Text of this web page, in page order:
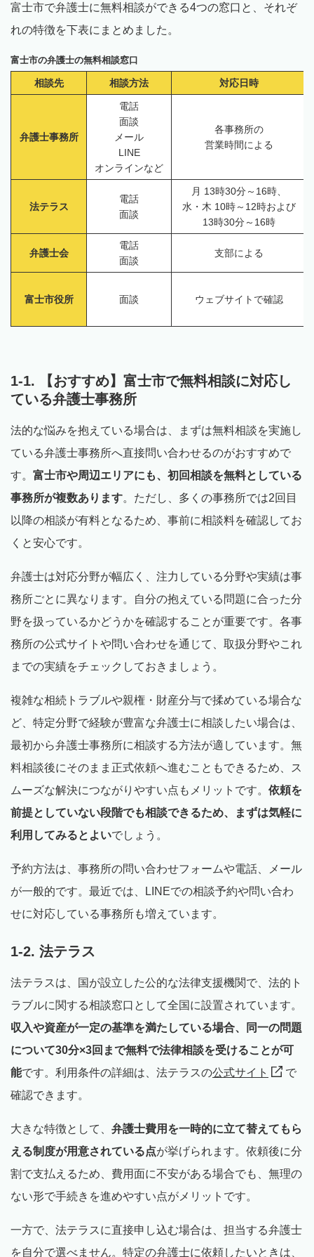
富士市で弁護士に無料相談ができる4つの窓口と、それぞ
れの特徴を下表にまとめました。
富士市の弁護士の無料相談窓口
相談先 相談方法 対応日時
弁護士事務所
電話
面談
メール
LINE
オンラインなど
各事務所の
営業時間による
法テラス
電話
面談
月 13時30分～16時、
水・木 10時～12時および
13時30分～16時
弁護士会
電話
面談
支部による
富士市役所 面談 ウェブサイトで確認
1-1. 【おすすめ】富士市で無料相談に対応し
ている弁護士事務所
法的な悩みを抱えている場合は、まずは無料相談を実施し
ている弁護士事務所へ直接問い合わせるのがおすすめで
す。 富士市や周辺エリアにも、初回相談を無料としている
事務所が複数あります。ただし、多くの事務所では2回目
以降の相談が有料となるため、事前に相談料を確認してお
くと安心です。
弁護士は対応分野が幅広く、注力している分野や実績は事
務所ごとに異なります。自分の抱えている問題に合った分
野を扱っているかどうかを確認することが重要です。各事
務所の公式サイトや問い合わせを通じて、取扱分野やこれ
までの実績をチェックしておきましょう。
複雑な相続トラブルや親権・財産分与で揉めている場合な
ど、特定分野で経験が豊富な弁護士に相談したい場合は、
最初から弁護士事務所に相談する方法が適しています。無
料相談後にそのまま正式依頼へ進むこともできるため、ス
ムーズな解決につながりやすい点もメリットです。 依頼を
前提としていない段階でも相談できるため、まずは気軽に
利用してみるとよいでしょう。
予約方法は、事務所の問い合わせフォームや電話、メール
が一般的です。最近では、LINEでの相談予約や問い合わ
せに対応している事務所も増えています。
1-2. 法テラス
法テラスは、国が設立した公的な法律支援機関で、法的ト
ラブルに関する相談窓口として全国に設置されています。
収入や資産が一定の基準を満たしている場合、同一の問題
について30分×3回まで無料で法律相談を受けることが可
能です。利用条件の詳細は、法テラスの公式サイト
で
確認できます。
大きな特徴として、 弁護士費用を一時的に立て替えてもら
える制度が用意されている点が挙げられます。依頼後に分
割で支払えるため、費用面に不安がある場合でも、無理の
ない形で手続きを進めやすい点がメリットです。
一方で、法テラスに直接申し込む場合は、担当する弁護士
を自分で選べません。特定の弁護士に依頼したいときは、